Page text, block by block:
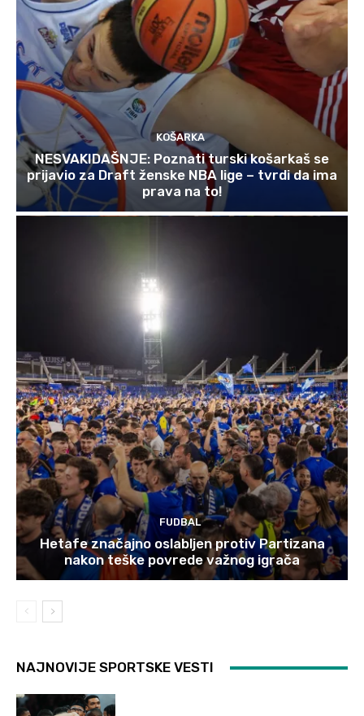
KOŠARKA
NESVAKIDAŠNJE: Poznati turski košarkaš se
prijavio za Draft ženske NBA lige – tvrdi da ima
prava na to!
FUDBAL
Hetafe značajno oslabljen protiv Partizana
nakon teške povrede važnog igrača
NAJNOVIJE SPORTSKE VESTI